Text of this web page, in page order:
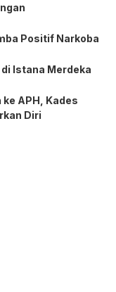
Positif Narkoba
Istana Merdeka
APH, Kades
Diri